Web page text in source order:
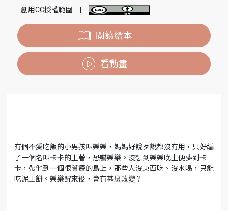
創用CC授權範圍
閱讀繪本
看動畫
有個不愛吃飯的小男孩叫樂樂，媽媽好說歹說都沒有用，只好編
了一個名叫卡卡的土著，恐嚇樂樂。沒想到樂樂晚上便夢到卡
卡，帶他到一個很貧瘠的島上，那些人沒東西吃、沒水喝，只能
吃泥土餅。樂樂醒來後，會有甚麼改變？